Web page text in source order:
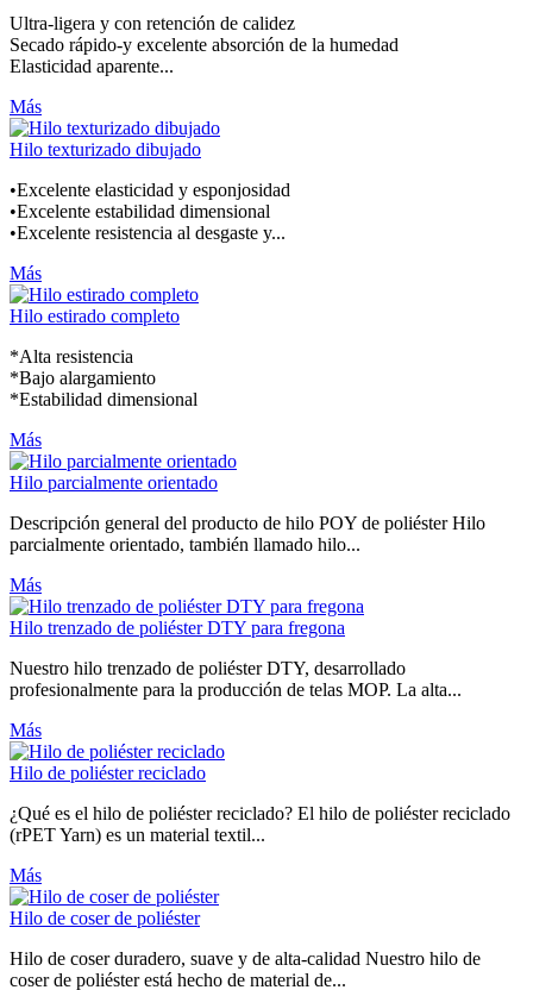
Ultra-ligera y con retención de calidez
Secado rápido-y excelente absorción de la humedad
Elasticidad aparente...
Más
Hilo texturizado dibujado
•Excelente elasticidad y esponjosidad
•Excelente estabilidad dimensional
•Excelente resistencia al desgaste y...
Más
Hilo estirado completo
*Alta resistencia
*Bajo alargamiento
*Estabilidad dimensional
Más
Hilo parcialmente orientado
Descripción general del producto de hilo POY de poliéster Hilo
parcialmente orientado, también llamado hilo...
Más
Hilo trenzado de poliéster DTY para fregona
Nuestro hilo trenzado de poliéster DTY, desarrollado
profesionalmente para la producción de telas MOP. La alta...
Más
Hilo de poliéster reciclado
¿Qué es el hilo de poliéster reciclado? El hilo de poliéster reciclado
(rPET Yarn) es un material textil...
Más
Hilo de coser de poliéster
Hilo de coser duradero, suave y de alta-calidad Nuestro hilo de
coser de poliéster está hecho de material de...